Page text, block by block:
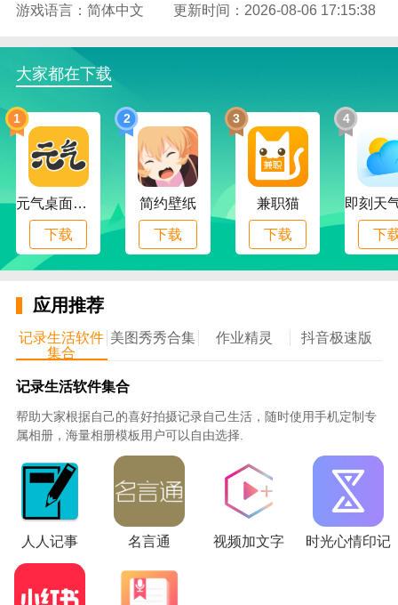
1、海量免费小说不断上新，平台提供大量的小说
2、拥有实时的提现播报提醒，随时能从提醒消息
3、品质好书推荐栏，设置了品质的好书推荐栏，
筛选出品质精选的小说书籍；
4、连续签到能获得高额金币，最高能获得5666金
币，同时设置了补签的功能；
5、每日任务更新内容，每天都会自动更新任务，
让用户能一直做任务，一直领金币；
6、邀请好友有多种红包奖励，展示了3元一位、5
元一位等不同的简历红包，最高有机会拿到272元现
金；
1、打开软件进入主页，立即查看新人红包奖励并
点击领取
2、查看精选栏中的区域分类，浏览下面推荐的品
质小说
3、选择进入到赚钱中心，快速查看自己签到的情
况或查看任务
4、点击未完成的任务进入，根据要求快速完成任
务并领奖
游戏语言：简体中文
更新时间：2026-08-06 17:15:38
大家都在下载
1
元气桌面下载
下载
2
简约壁纸
下载
3
兼职猫
下载
4
下
应用推荐
记录生活软件
集合
美图秀秀合集 作业精灵 抖音极速版
记录生活软件集合
帮助大家根据自己的喜好拍摄记录自己生活，随时使用手机定制专
属相册，海量相册模板用户可以自由选择.
人人记事 名言通 视频加文字 时光心情印记